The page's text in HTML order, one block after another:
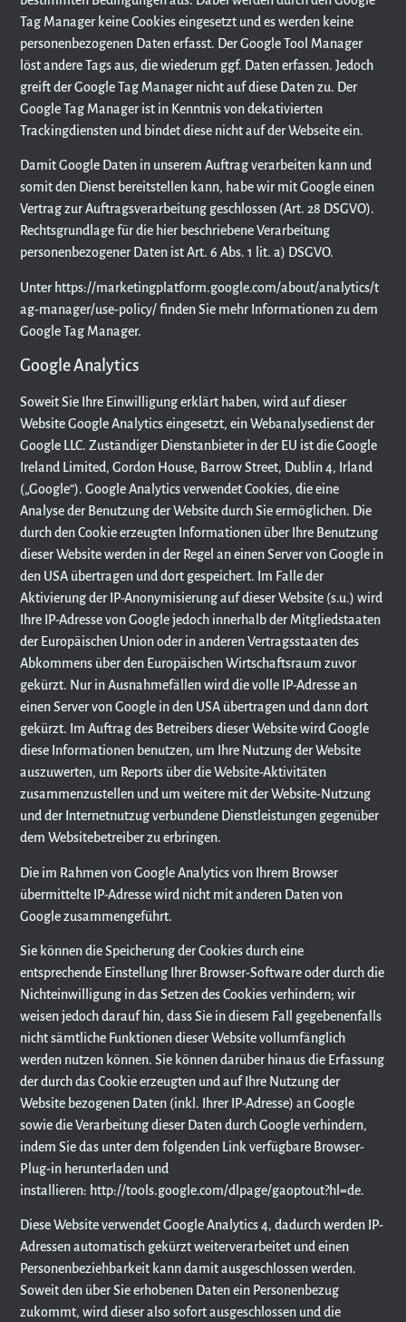
Tag Manager keine Cookies eingesetzt und es werden keine
personenbezogenen Daten erfasst. Der Google Tool Manager
löst andere Tags aus, die wiederum ggf. Daten erfassen. Jedoch
greift der Google Tag Manager nicht auf diese Daten zu. Der
Google Tag Manager ist in Kenntnis von dekativierten
Trackingdiensten und bindet diese nicht auf der Webseite ein.
Damit Google Daten in unserem Auftrag verarbeiten kann und
somit den Dienst bereitstellen kann, habe wir mit Google einen
Vertrag zur Auftragsverarbeitung geschlossen (Art. 28 DSGVO).
Rechtsgrundlage für die hier beschriebene Verarbeitung
personenbezogener Daten ist Art. 6 Abs. 1 lit. a) DSGVO.
Unter https://marketingplatform.google.com/about/analytics/t
ag-manager/use-policy/finden Sie mehr Informationen zu dem
Google Tag Manager.
Google Analytics
Soweit Sie Ihre Einwilligung erklärt haben, wird auf dieser
Website Google Analytics eingesetzt, ein Webanalysedienst der
Google LLC. Zuständiger Dienstanbieter in der EU ist die Google
Ireland Limited, Gordon House, Barrow Street, Dublin 4, Irland
(„Google“). Google Analytics verwendet Cookies, die eine
Analyse der Benutzung der Website durch Sie ermöglichen. Die
durch den Cookie erzeugten Informationen über Ihre Benutzung
dieser Website werden in der Regel an einen Server von Google in
den USA übertragen und dort gespeichert. Im Falle der
Aktivierung der IP-Anonymisierung auf dieser Website (s.u.) wird
Ihre IP-Adresse von Google jedoch innerhalb der Mitgliedstaaten
der Europäischen Union oder in anderen Vertragsstaaten des
Abkommens über den Europäischen Wirtschaftsraum zuvor
gekürzt. Nur in Ausnahmefällen wird die volle IP-Adresse an
einen Server von Google in den USA übertragen und dann dort
gekürzt. Im Auftrag des Betreibers dieser Website wird Google
diese Informationen benutzen, um Ihre Nutzung der Website
auszuwerten, um Reports über die Website-Aktivitäten
zusammenzustellen und um weitere mit der Website-Nutzung
und der Internetnutzug verbundene Dienstleistungen gegenüber
dem Websitebetreiber zu erbringen.
Die im Rahmen von Google Analytics von Ihrem Browser
übermittelte IP-Adresse wird nicht mit anderen Daten von
Google zusammengeführt.
Sie können die Speicherung der Cookies durch eine
entsprechende Einstellung Ihrer Browser-Software oder durch die
Nichteinwilligung in das Setzen des Cookies verhindern; wir
weisen jedoch darauf hin, dass Sie in diesem Fall gegebenenfalls
nicht sämtliche Funktionen dieser Website vollumfänglich
werden nutzen können. Sie können darüber hinaus die Erfassung
der durch das Cookie erzeugten und auf Ihre Nutzung der
Website bezogenen Daten (inkl. Ihrer IP-Adresse) an Google
sowie die Verarbeitung dieser Daten durch Google verhindern,
indem Sie das unter dem folgenden Link verfügbare Browser-
Plug-in herunterladen und
installieren: http://tools.google.com/dlpage/gaoptout?hl=de.
Diese Website verwendet Google Analytics 4, dadurch werden IP-
Adressen automatisch gekürzt weiterverarbeitet und einen
Personenbeziehbarkeit kann damit ausgeschlossen werden.
Soweit den über Sie erhobenen Daten ein Personenbezug
zukommt, wird dieser also sofort ausgeschlossen und die